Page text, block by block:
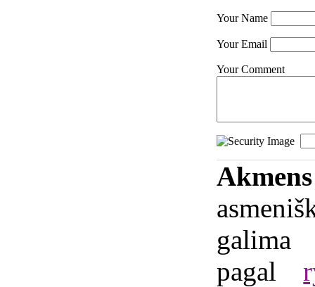
Your Name
Your Email
Your Comment
galima
pagal